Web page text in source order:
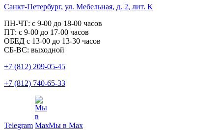
Санкт-Петербург, ул. Мебельная, д. 2, лит. К
ПН-ЧТ: с 9-00 до 18-00 часов
ПТ: с 9-00 до 17-00 часов
ОБЕД с 13-00 до 13-30 часов
СБ-ВС: выходной
+7 (812) 209-05-45
+7 (812) 740-65-33
Telegram
Мы в Max